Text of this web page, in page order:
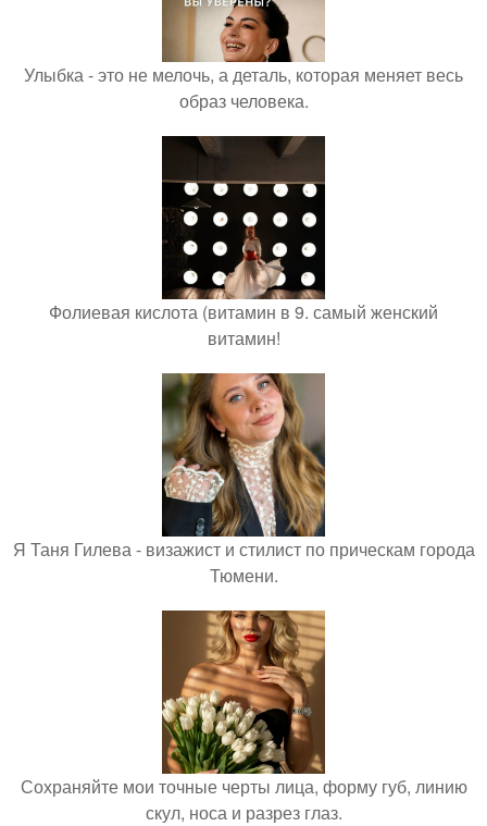
Улыбка - это не мелочь, а деталь, которая меняет весь
образ человека.
Фолиевая кислота (витамин в 9. самый женский
витамин!
Я Таня Гилева - визажист и стилист по прическам города
Тюмени.
Сохраняйте мои точные черты лица, форму губ, линию
скул, носа и разрез глаз.